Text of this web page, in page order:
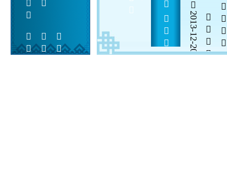
   2013-12-20